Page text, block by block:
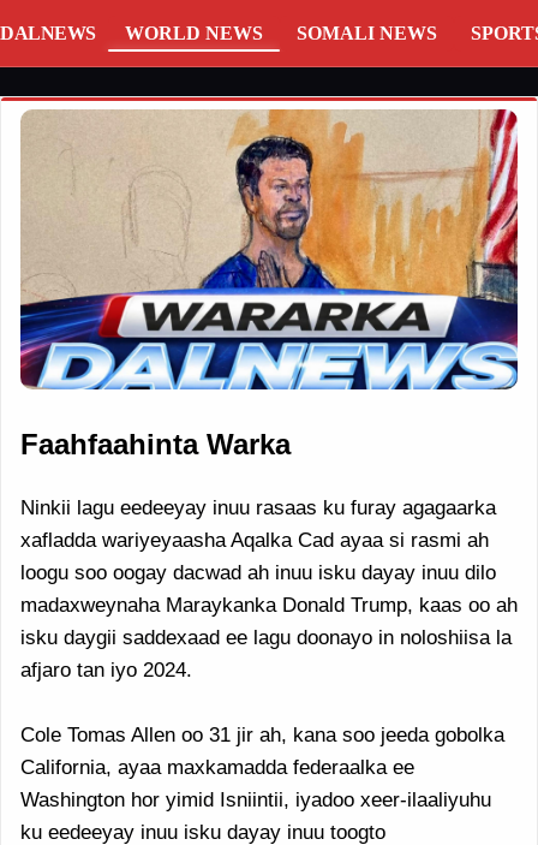
DALNEWS WORLD NEWS SOMALI NEWS
Faahfaahinta Warka
Ninkii lagu eedeeyay inuu rasaas ku furay agagaarka
xafladda wariyeyaasha Aqalka Cad ayaa si rasmi ah
loogu soo oogay dacwad ah inuu isku dayay inuu dilo
madaxweynaha Maraykanka Donald Trump, kaas oo ah
isku daygii saddexaad ee lagu doonayo in noloshiisa la
afjaro tan iyo 2024.
Cole Tomas Allen oo 31 jir ah, kana soo jeeda gobolka
California, ayaa maxkamadda federaalka ee
Washington hor yimid Isniintii, iyadoo xeer-ilaaliyuhu
ku eedeeyay inuu isku dayay inuu toogto